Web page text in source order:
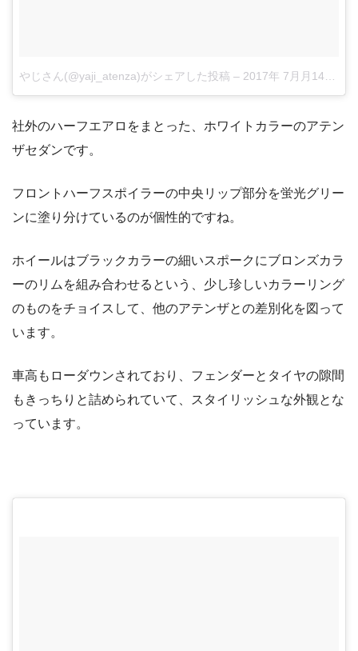
やじさん(@yaji_atenza)がシェアした投稿 – 2017年 7月月14日午前3時20分PDT
社外のハーフエアロをまとった、ホワイトカラーのアテン
ザセダンです。
フロントハーフスポイラーの中央リップ部分を蛍光グリー
ンに塗り分けているのが個性的ですね。
ホイールはブラックカラーの細いスポークにブロンズカラ
ーのリムを組み合わせるという、少し珍しいカラーリング
のものをチョイスして、他のアテンザとの差別化を図って
います。
車高もローダウンされており、フェンダーとタイヤの隙間
もきっちりと詰められていて、スタイリッシュな外観とな
っています。